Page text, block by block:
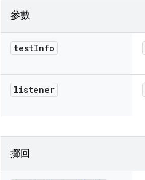
參數
testInfo
listener
擲回